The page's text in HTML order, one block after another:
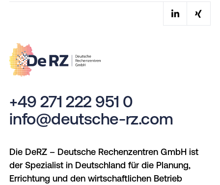
+49 271 222 951 0
info@deutsche-rz.com
Die DeRZ – Deutsche Rechenzentren GmbH ist
der Spezialist in Deutschland für die Planung,
Errichtung und den wirtschaftlichen Betrieb